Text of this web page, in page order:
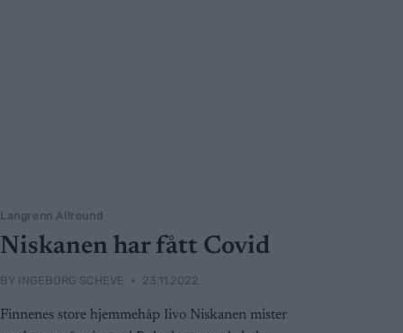
Langrenn Allround
Niskanen har fått Covid
BY INGEBORG SCHEVE 23.11.2022
Finnenes store hjemmehåp Iivo Niskanen mister